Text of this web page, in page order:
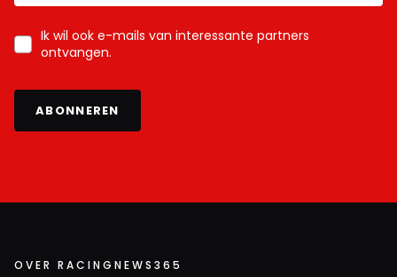
Ik wil ook e-mails van interessante partners
ontvangen.
ABONNEREN
OVER RACINGNEWS365